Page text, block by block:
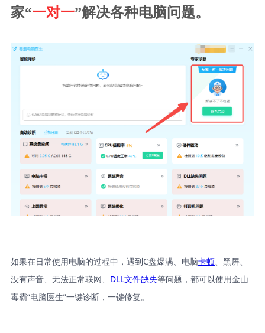
家“一对一”解决各种电脑问题。
如果在日常使用电脑的过程中，遇到C盘爆满、电脑卡顿、黑屏、
没有声音、无法正常联网、 DLL文件缺失等问题，都可以使用金山
毒霸“电脑医生”一键诊断，一键修复。